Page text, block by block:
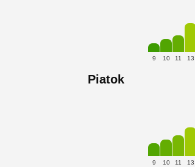
9 10 11 13
Piatok
9 10 11 13